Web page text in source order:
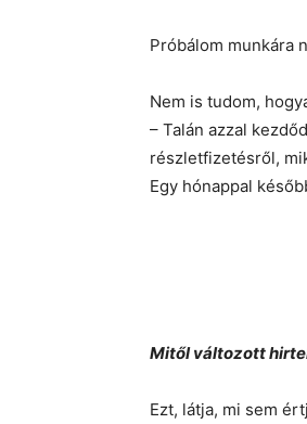
Próbálom munkára
Nem is tudom,
– Talán azzal
részletfizetésről,
Egy hónappal
Mitől változott
Ezt, látja, mi sem